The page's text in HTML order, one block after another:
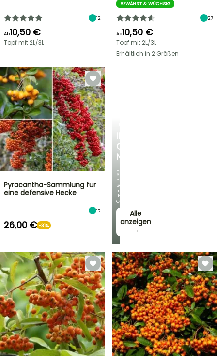
IRIS
GERMANICA
NEUHEITEN
Über
60
neue
Sorten
für
Ihren
Garten!
Alle
anzeigen
→
12
Ab10,50 €
Topf mit 2L/3L
BEWÄHRT & WÜCHSIG
27
Ab10,50 €
Topf mit 2L/3L
Erhältlich in 2 Größen
Pyracantha-Sammlung für
eine defensive Hecke
12
26,00 € -31%